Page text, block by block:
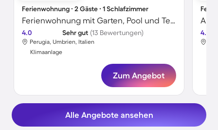
Ferienwohnung ∙ 2 Gäste ∙ 1 Schlafzimmer
Ferienwohnung mit Garten, Pool und Terrasse
4.0 Sehr gut (13 Bewertungen)
Perugia, Umbrien, Italien
Klimaanlage
Zum Angebot
4.6
Alle Angebote ansehen